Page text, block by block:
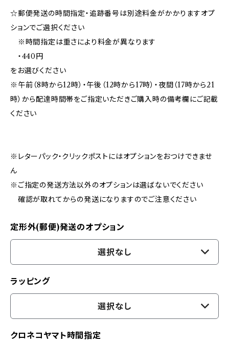
☆郵便発送の時間指定・追跡番号は別途料金がかかりますオプ
ションでご選択ください
※時間指定は重さにより料金が異なります
・440円
をお選びください
※午前（8時から12時）・午後（12時から17時）・夜間（17時から21
時）から配達時間帯をご指定いただきご購入時の備考欄にご記載
ください
※レターパック・クリックポストにはオプションをおつけできませ
ん
※ご指定の発送方法以外のオプションは選ばないでください
確認が取れてからの発送になりますのでご注意ください
定形外(郵便)発送のオプション
選択なし
ラッピング
選択なし
クロネコヤマト時間指定